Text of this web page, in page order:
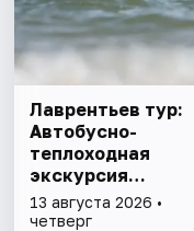
Лаврентьев тур:
Автобусно-
теплоходная
экскурсия
Академгородок и
Шлюзование
13 августа 2026 •
четверг